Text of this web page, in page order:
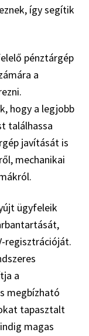
így segítik
pénztárgép
a
hogy a legjobb
találhassa
javítását is
mechanikai
ügyfeleik
regisztrációját.
a
megbízható
tapasztalt
magas